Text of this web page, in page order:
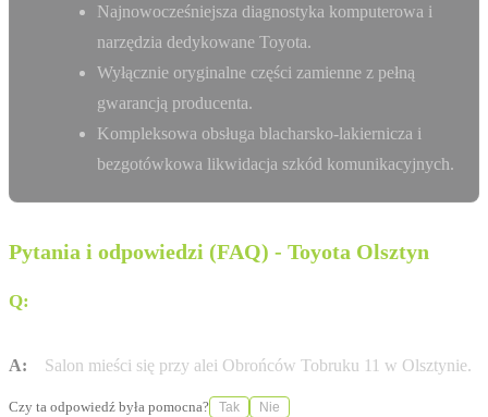
Najnowocześniejsza diagnostyka komputerowa i
narzędzia dedykowane Toyota.
Wyłącznie oryginalne części zamienne z pełną
gwarancją producenta.
Kompleksowa obsługa blacharsko-lakiernicza i
bezgotówkowa likwidacja szkód komunikacyjnych.
Pytania i odpowiedzi (FAQ) - Toyota Olsztyn
Q:
A: Salon mieści się przy alei Obrońców Tobruku 11 w Olsztynie.
Czy ta odpowiedź była pomocna? Tak Nie